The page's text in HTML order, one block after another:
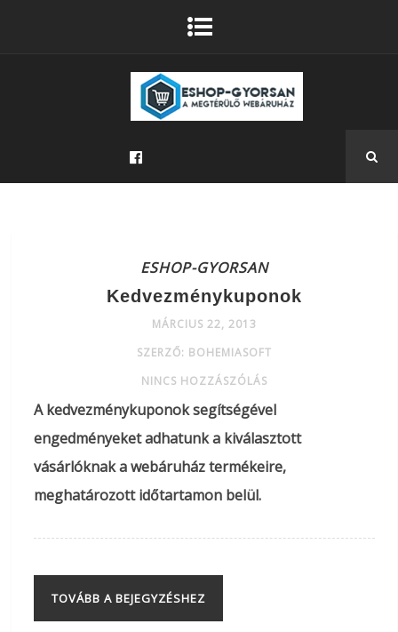
ESHOP-GYORSAN
Kedvezménykuponok
MÁRCIUS 22, 2013
SZERZŐ: BOHEMIASOFT
NINCS HOZZÁSZÓLÁS
A kedvezménykuponok segítségével
engedményeket adhatunk a kiválasztott
vásárlóknak a webáruház termékeire,
meghatározott időtartamon belül.
TOVÁBB A BEJEGYZÉSHEZ